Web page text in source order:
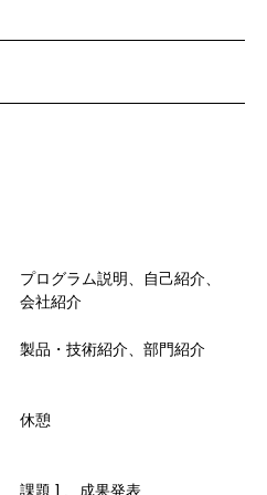
プログラム説明、自己紹介、
会社紹介
製品・技術紹介、部門紹介
休憩
課題 1 、成果発表